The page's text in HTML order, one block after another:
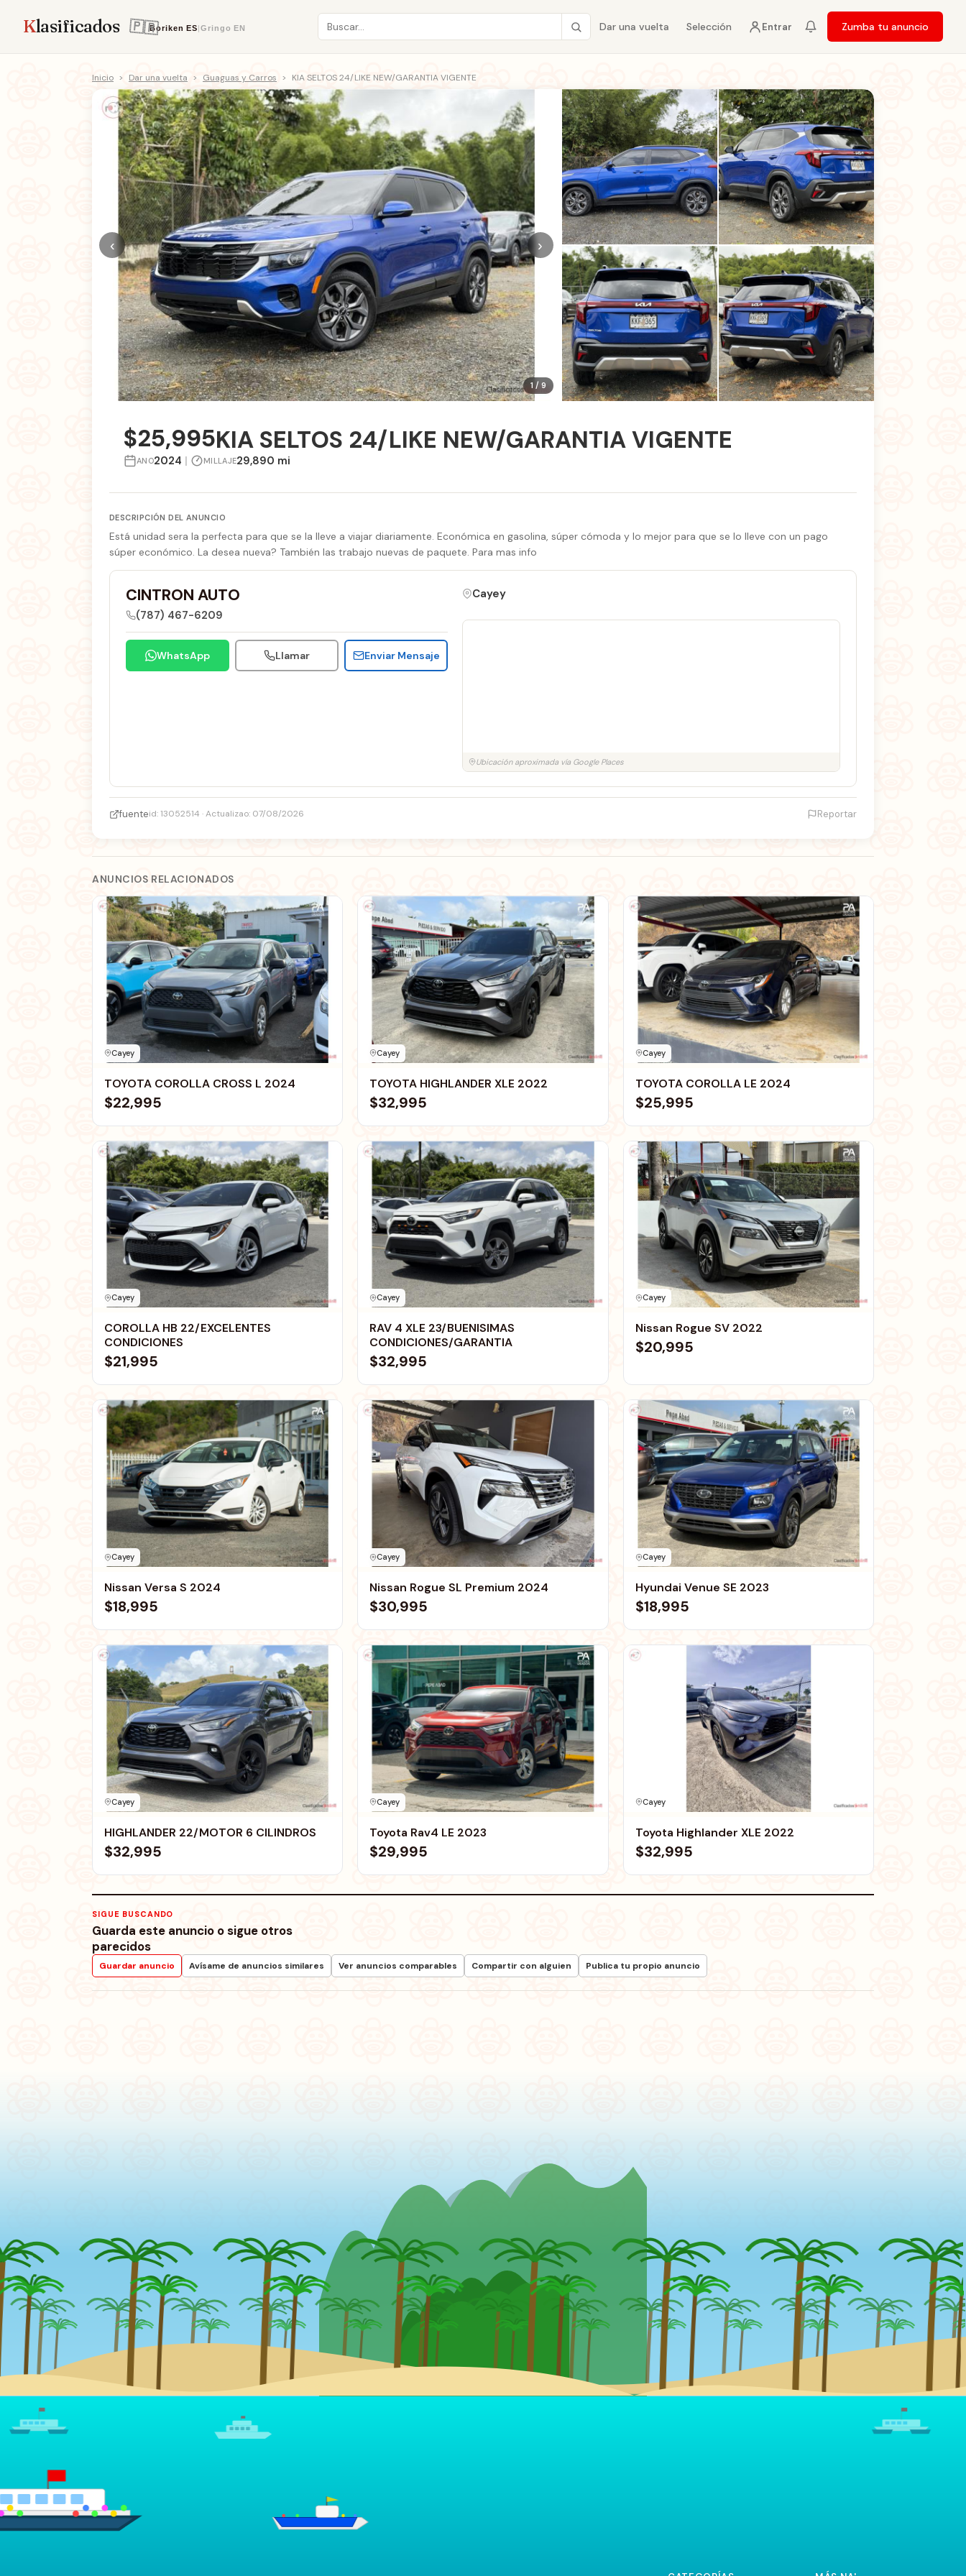
Klasificados Boriken ES|Gringo EN Dar una vuelta Selección Entrar Zumba tu anuncio
Inicio > Dar una vuelta > Guaguas y Carros > KIA SELTOS 24/LIKE NEW/GARANTIA VIGENTE
1 / 9
‹ ›
$25,995KIA SELTOS 24/LIKE NEW/GARANTIA VIGENTE
ANO2024 | MILLAJE29,890 mi
DESCRIPCIÓN DEL ANUNCIO
Está unidad sera la perfecta para que se la lleve a viajar diariamente. Económica en gasolina, súper cómoda y lo mejor para que se lo lleve con un pago
súper económico. La desea nueva? También las trabajo nuevas de paquete. Para mas info
CINTRON AUTO
(787) 467-6209
WhatsApp Llamar Enviar Mensaje
Cayey
Ubicación aproximada vía Google Places
fuenteid: 13052514 · Actualizao: 07/08/2026 Reportar
ANUNCIOS RELACIONADOS
Cayey
TOYOTA COROLLA CROSS L 2024
$22,995
Cayey
TOYOTA HIGHLANDER XLE 2022
$32,995
Cayey
TOYOTA COROLLA LE 2024
$25,995
Cayey
COROLLA HB 22/EXCELENTES
CONDICIONES
$21,995
Cayey
RAV 4 XLE 23/BUENISIMAS
CONDICIONES/GARANTIA
$32,995
Cayey
Nissan Rogue SV 2022
$20,995
Cayey
Nissan Versa S 2024
$18,995
Cayey
Nissan Rogue SL Premium 2024
$30,995
Cayey
Hyundai Venue SE 2023
$18,995
Cayey
HIGHLANDER 22/MOTOR 6 CILINDROS
$32,995
Cayey
Toyota Rav4 LE 2023
$29,995
Cayey
Toyota Highlander XLE 2022
$32,995
SIGUE BUSCANDO
Guarda este anuncio o sigue otros
parecidos
Guardar anuncio Avísame de anuncios similares Ver anuncios comparables Compartir con alguien Publica tu propio anuncio